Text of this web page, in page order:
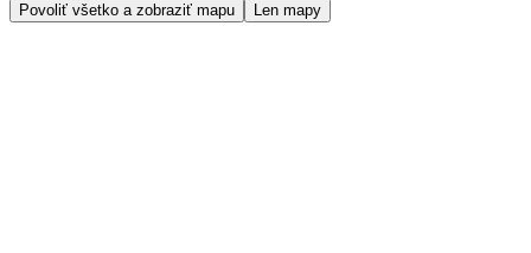
Povoliť všetko a zobraziť mapu Len mapy